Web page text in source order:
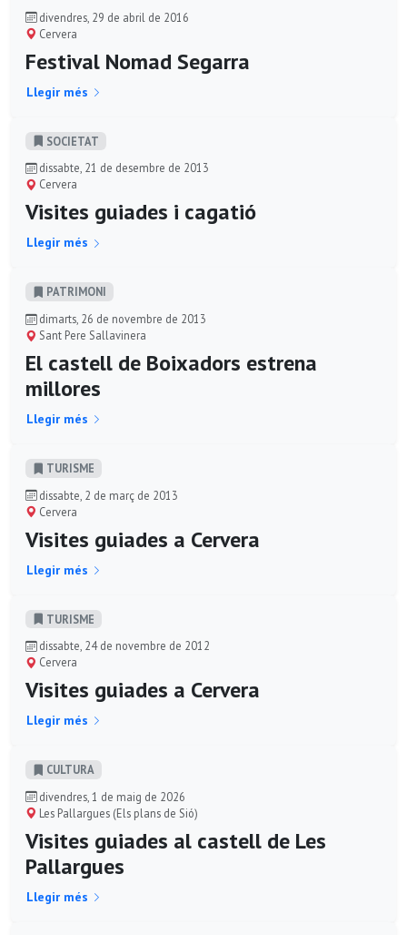
divendres, 29 de abril de 2016
Cervera
Festival Nomad Segarra
Llegir més
SOCIETAT
dissabte, 21 de desembre de 2013
Cervera
Visites guiades i cagatió
Llegir més
PATRIMONI
dimarts, 26 de novembre de 2013
Sant Pere Sallavinera
El castell de Boixadors estrena
millores
Llegir més
TURISME
dissabte, 2 de març de 2013
Cervera
Visites guiades a Cervera
Llegir més
TURISME
dissabte, 24 de novembre de 2012
Cervera
Visites guiades a Cervera
Llegir més
CULTURA
divendres, 1 de maig de 2026
Les Pallargues (Els plans de Sió)
Visites guiades al castell de Les
Pallargues
Llegir més